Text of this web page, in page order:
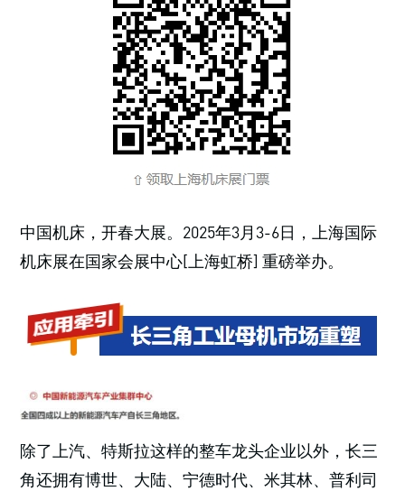
中国机床，开春大展。2025年3月3-6日，上海国际
机床展在国家会展中心[上海虹桥] 重磅举办。
除了上汽、特斯拉这样的整车龙头企业以外，长三
角还拥有博世、大陆、宁德时代、米其林、普利司